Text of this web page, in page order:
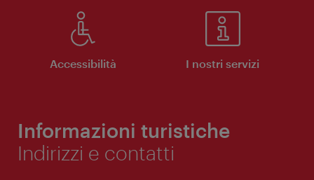
Accessibilità I nostri servizi
Informazioni turistiche
Indirizzi e contatti